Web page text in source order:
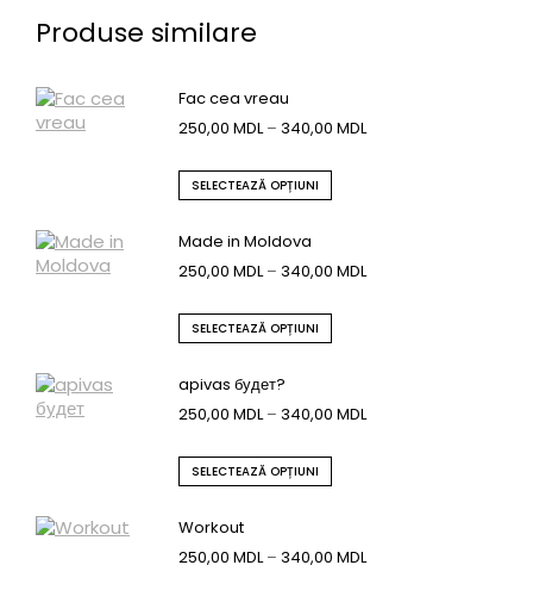
Produse similare
Fac cea vreau
250,00 MDL – 340,00 MDL
SELECTEAZĂ OPȚIUNI
Made in Moldova
250,00 MDL – 340,00 MDL
SELECTEAZĂ OPȚIUNI
apivas будет?
250,00 MDL – 340,00 MDL
SELECTEAZĂ OPȚIUNI
Workout
250,00 MDL – 340,00 MDL